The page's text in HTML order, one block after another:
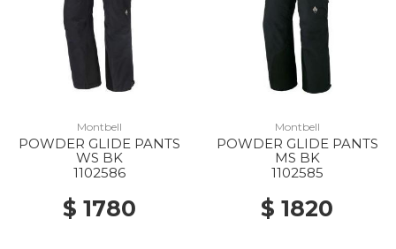
Montbell
POWDER GLIDE PANTS
WS BK
1102586
$ 1780
Montbell
POWDER GLIDE PANTS
MS BK
1102585
$ 1820